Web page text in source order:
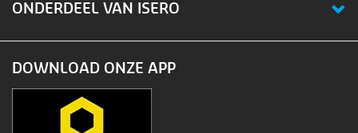
ONDERDEEL VAN ISERO
DOWNLOAD ONZE APP